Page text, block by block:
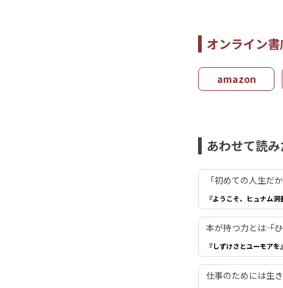
オンライン書
amazon
あわせて読
「初めての人生だ
『ようこそ、ヒュナム洞
本が持つ力とは――
『しずけさとユーモアを』
仕事のためには生